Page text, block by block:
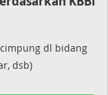
dl bidang
dsb)